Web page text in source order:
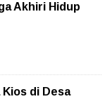
Akhiri Hidup
di Desa